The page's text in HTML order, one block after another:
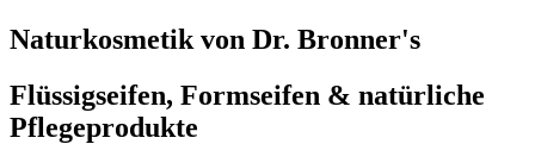
Naturkosmetik von Dr. Bronner's
Flüssigseifen, Formseifen & natürliche
Pflegeprodukte